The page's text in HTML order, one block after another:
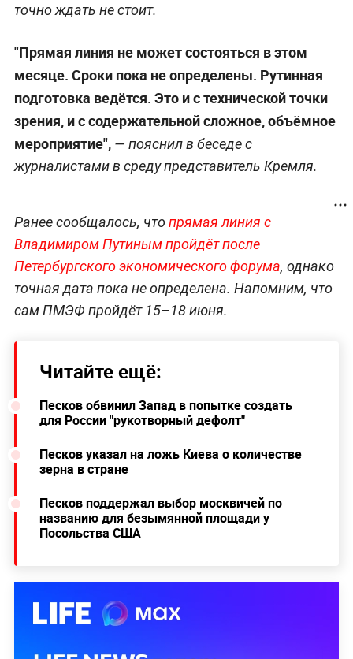
точно ждать не стоит.
"Прямая линия не может состояться в этом
месяце. Сроки пока не определены. Рутинная
подготовка ведётся. Это и с технической точки
зрения, и с содержательной сложное, объёмное
мероприятие",— пояснил в беседе с
журналистами в среду представитель Кремля.
Ранее сообщалось, чтопрямая линия с
Владимиром Путиным пройдёт после
Петербургского экономического форума, однако
точная дата пока не определена. Напомним, что
сам ПМЭФ пройдёт 15–18 июня.
Читайте ещё:
Песков обвинил Запад в попытке создать
для России "рукотворный дефолт"
Песков указал на ложь Киева о количестве
зерна в стране
Песков поддержал выбор москвичей по
названию для безымянной площади у
Посольства США